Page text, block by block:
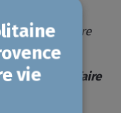
pour
un nombre
bien à
de la filière,
faire
pour, in fine,